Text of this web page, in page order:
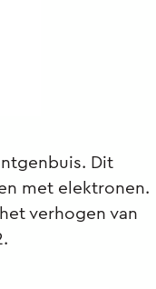
Dit
met elektronen.
verhogen van